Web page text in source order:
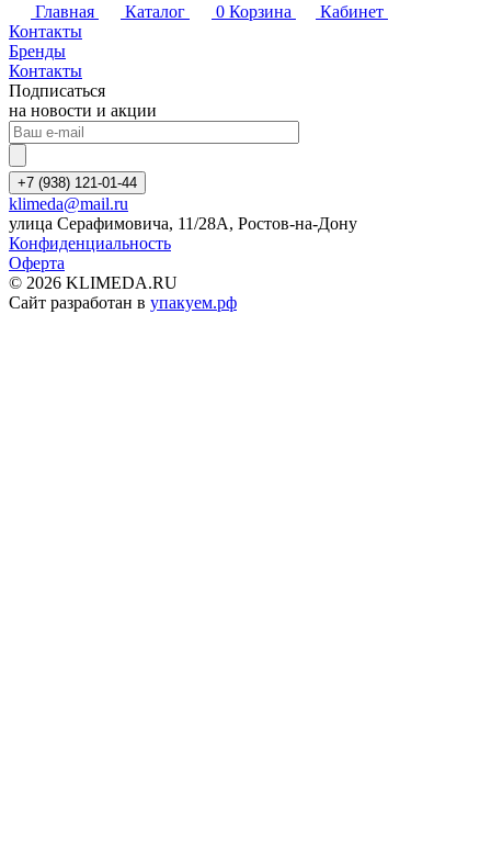
Главная Каталог 0 Корзина
Кабинет
Контакты
Бренды
Контакты
Подписаться
на новости и акции
+7 (938) 121-01-44
klimeda@mail.ru
улица Серафимовича, 11/28А, Ростов-на-Дону
Конфиденциальность
Оферта
© 2026 KLIMEDA.RU
Сайт разработан в упакуем.рф